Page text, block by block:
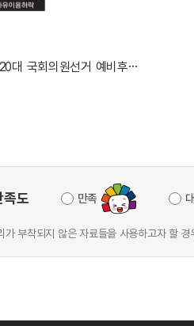
제20대 국회의원선거 예비후보자를 위한 선거법 설명회 ...
족도 만족
가 부착되지 않은 자료들을 사용하고자 할